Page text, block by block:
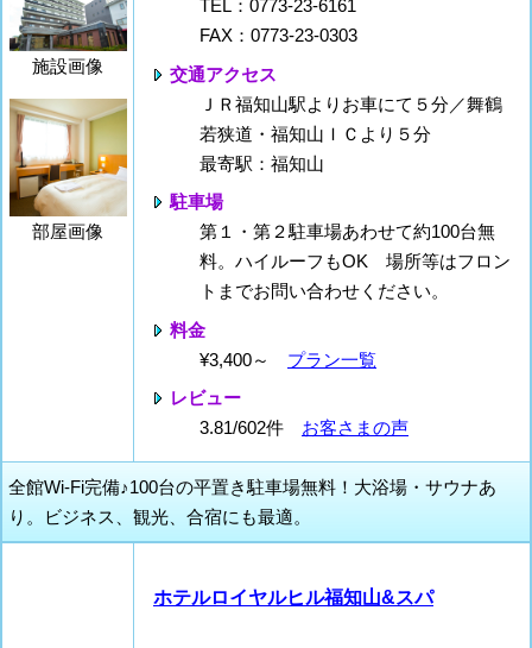
施設画像
部屋画像
TEL：0773-23-6161
FAX：0773-23-0303
交通アクセス
ＪＲ福知山駅よりお車にて５分／舞鶴
若狭道・福知山ＩＣより５分
最寄駅：福知山
駐車場
第１・第２駐車場あわせて約100台無
料。ハイルーフもOK 場所等はフロン
トまでお問い合わせください。
料金
¥3,400～ プラン一覧
レビュー
3.81/602件 お客さまの声
全館Wi-Fi完備♪100台の平置き駐車場無料！大浴場・サウナあ
り。ビジネス、観光、合宿にも最適。
ホテルロイヤルヒル福知山&スパ